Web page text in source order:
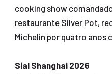
cooking show
restaurante Silver Pot,
Michelin por quatro anos
Sial Shanghai 2026